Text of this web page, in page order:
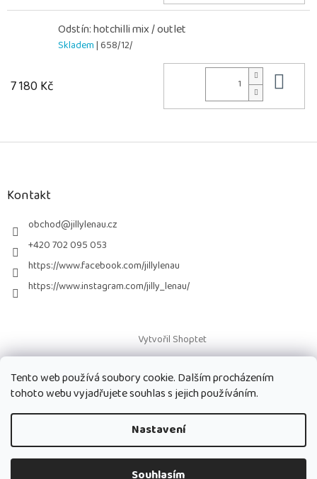
Tento web používá soubory cookie. Dalším procházením
tohoto webu vyjadřujete souhlas s jejich používáním.
Nastavení
Souhlasím
Odstín: hotchilli mix / outlet
Skladem| 658/12/
7 180 Kč
Z
Kontakt
obchod@jillylenau.cz
+420 702 095 053
https://www.facebook.com/jillylenau
https://www.instagram.com/jilly_lenau/
Vytvořil Shoptet
Copyright 2026Paruky Jilly Lenau s.r.o.. Všechna práva vyhrazena.